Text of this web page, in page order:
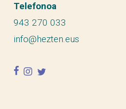
Telefonoa
943 270 033
info@hezten.eus
facebook
instagram
twitter